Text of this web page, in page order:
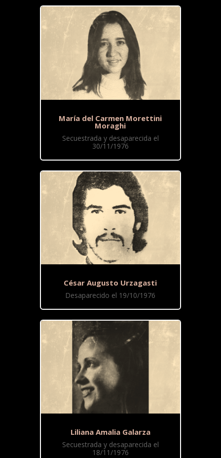
María del Carmen Morettini
Moraghi
Secuestrada y desaparecida el
30/11/1976
César Augusto Urzagasti
Desaparecido el 19/10/1976
Liliana Amalia Galarza
Secuestrada y desaparecida el
18/11/1976